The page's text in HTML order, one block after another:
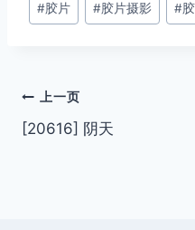
标
#胶片 #胶片摄影 #
文
章
上一页
[20616] 阴天